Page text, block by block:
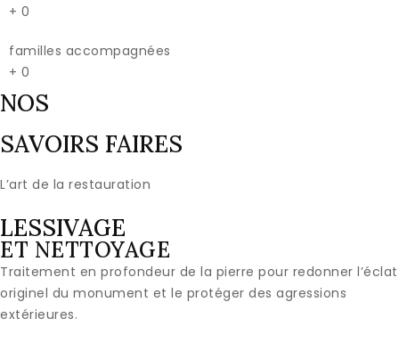
+ 0
familles accompagnées
+ 0
NOS
SAVOIRS FAIRES
L’art de la restauration
LESSIVAGE
ET NETTOYAGE
Traitement en profondeur de la pierre pour redonner l’éclat
originel du monument et le protéger des agressions
extérieures.